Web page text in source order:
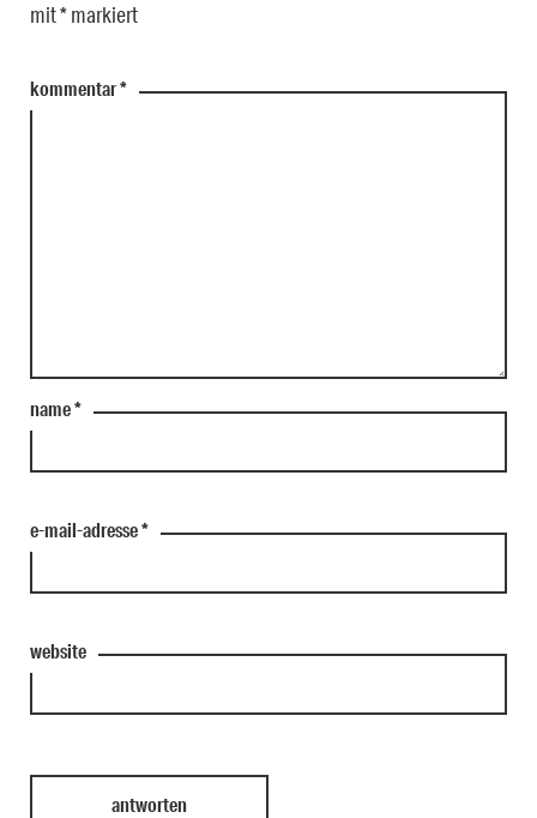
mit*markiert
kommentar*
name*
e-mail-adresse*
website